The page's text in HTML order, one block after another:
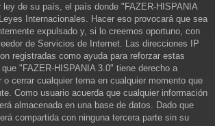
ley de su país, el país donde "FAZER-HISPANIA
Internacionales. Hacer eso provocará que sea
expulsado y, si lo creemos oportuno, con
de Servicios de Internet. Las direcciones IP
registradas como ayuda para reforzar estas
"FAZER-HISPANIA 3.0" tiene derecho a
o cerrar cualquier tema en cualquier momento que
Como usuario acuerda que cualquier información
almacenada en una base de datos. Dado que
compartida con ninguna tercera parte sin su